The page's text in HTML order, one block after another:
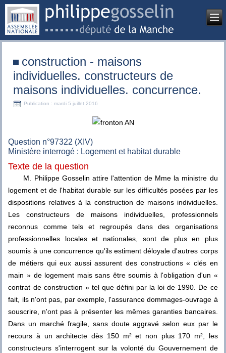
construction - maisons
individuelles. constructeurs de
maisons individuelles. concurrence.
Publication : mardi 5 juillet 2016
Question n°97322 (XIV)
Ministère interrogé : Logement et habitat durable
Texte de la question
M. Philippe Gosselin attire l'attention de Mme la ministre du
logement et de l'habitat durable sur les difficultés posées par les
dispositions relatives à la construction de maisons individuelles.
Les constructeurs de maisons individuelles, professionnels
reconnus comme tels et regroupés dans des organisations
professionnelles locales et nationales, sont de plus en plus
soumis à une concurrence qu'ils estiment déloyale d'autres corps
de métiers qui eux aussi assurent des constructions « clés en
main » de logement mais sans être soumis à l'obligation d'un «
contrat de construction » tel que défini par la loi de 1990. De ce
fait, ils n'ont pas, par exemple, l'assurance dommages-ouvrage à
souscrire, n'ont pas à présenter les mêmes garanties bancaires.
Dans un marché fragile, sans doute aggravé selon eux par le
recours à un architecte dès 150 m² et non plus 170 m², les
constructeurs s'interrogent sur la volonté du Gouvernement de